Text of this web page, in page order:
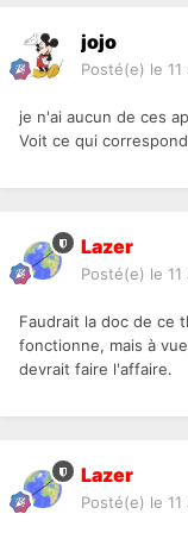
jojo
Posté(e) le
je n'ai aucun de ces
Voit ce qui
Lazer
Posté(e) le
Faudrait la doc de ce
fonctionne, mais à
devrait faire l'affaire.
Lazer
Posté(e) le